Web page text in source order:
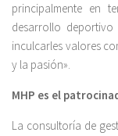
principalmente en
desarrollo
inculcarles valores
y la pasión».
MHP es el
La consultoría de